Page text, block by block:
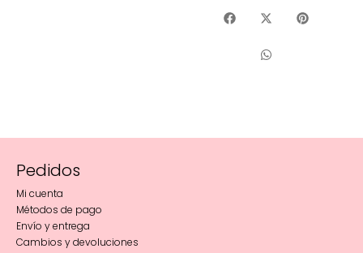
Pedidos
Mi cuenta
Métodos de pago
Envío y entrega
Cambios y devoluciones